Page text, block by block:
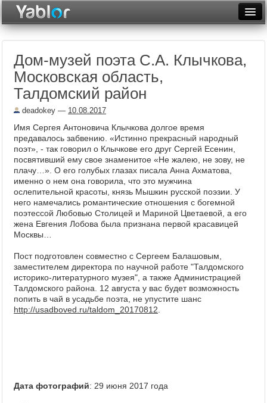
Неделя
Месяц
Архив
Фототоп
Видеотоп
Дом-музей поэта С.А. Клычкова,
Московская область,
Талдомский район
deadokey — 10.08.2017
Имя Сергея Антоновича Клычкова долгое время
предавалось забвению. «Истинно прекрасный народный
поэт», - так говорил о Клычкове его друг Сергей Есенин,
посвятивший ему свое знаменитое «Не жалею, не зову, не
плачу…». О его голубых глазах писала Анна Ахматова,
именно о нем она говорила, что это мужчина
ослепительной красоты, князь Мышкин русской поэзии. У
него намечались романтические отношения с богемной
поэтессой Любовью Столицей и Мариной Цветаевой, а его
жена Евгения Лобова была признана первой красавицей
Москвы…
Пост подготовлен совместно с Сергеем Балашовым,
заместителем директора по научной работе "Талдомского
историко-литературного музея", а также Администрацией
Талдомского района. 12 августа у вас будет возможность
попить в чай в усадьбе поэта, не упустите шанс
http://usadboved.ru/taldom_20170812
Дата фотографий: 29 июня 2017 года